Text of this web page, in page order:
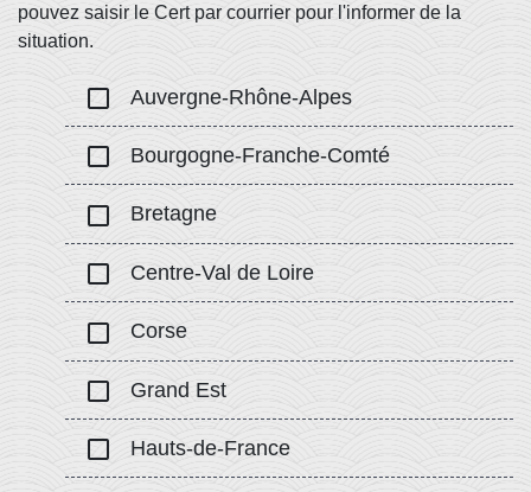
pouvez saisir le Cert par courrier pour l'informer de la
situation.
check_box_outline_blank Auvergne-Rhône-Alpes
check_box_outline_blank Bourgogne-Franche-Comté
check_box_outline_blank Bretagne
check_box_outline_blank Centre-Val de Loire
check_box_outline_blank Corse
check_box_outline_blank Grand Est
check_box_outline_blank Hauts-de-France